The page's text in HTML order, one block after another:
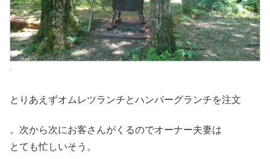
とりあえずオムレツランチとハンバーグランチを注文
。次から次にお客さんがくるのでオーナー夫妻は
とても忙しいそう。